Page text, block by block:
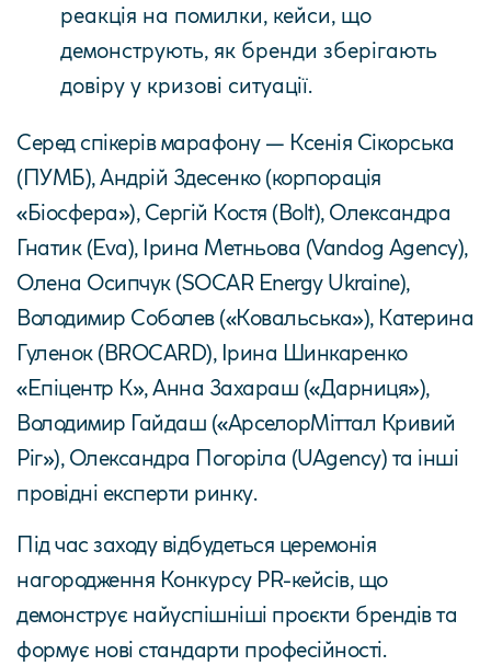
реакція на помилки, кейси, що
демонструють, як бренди зберігають
довіру у кризові ситуації.
Серед спікерів марафону — Ксенія Сікорська
(ПУМБ), Андрій Здесенко (корпорація
«Біосфера»), Сергій Костя (Bolt), Олександра
Гнатик (Eva), Ірина Метньова (Vandog Agency),
Олена Осипчук (SOCAR Energy Ukraine),
Володимир Соболев («Ковальська»), Катерина
Гуленок (BROCARD), Ірина Шинкаренко
«Епіцентр К», Анна Захараш («Дарниця»),
Володимир Гайдаш («АрселорМіттал Кривий
Ріг»), Олександра Погоріла (UAgency) та інші
провідні експерти ринку.
Під час заходу відбудеться церемонія
нагородження Конкурсу PR-кейсів, що
демонструє найуспішніші проєкти брендів та
формує нові стандарти професійності.